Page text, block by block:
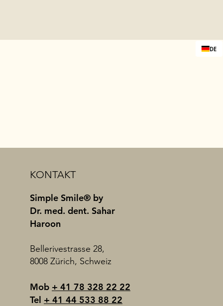
KONTAKT
Simple Smile® by
Dr. med. dent. Sahar
Haroon
Bellerivestrasse 28,
8008 Zürich, Schweiz
Mob + 41 78 328 22 22
Tel + 41 44 533 88 22
DE